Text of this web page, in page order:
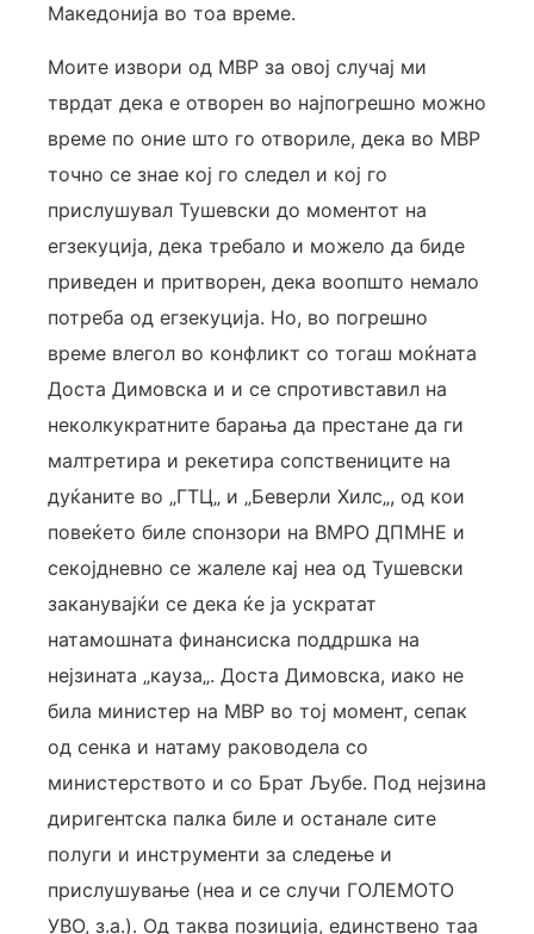
Македонија во тоа време.
Моите извори од МВР за овој случај ми
тврдат дека е отворен во најпогрешно можно
време по оние што го отвориле, дека во МВР
точно се знае кој го следел и кој го
прислушувал Тушевски до моментот на
егзекуција, дека требало и можело да биде
приведен и притворен, дека воопшто немало
потреба од егзекуција. Но, во погрешно
време влегол во конфликт со тогаш моќната
Доста Димовска и и се спротивставил на
неколкукратните барања да престане да ги
малтретира и рекетира сопствениците на
дуќаните во „ГТЦ„ и „Беверли Хилс„, од кои
повеќето биле спонзори на ВМРО ДПМНЕ и
секојдневно се жалеле кај неа од Тушевски
заканувајќи се дека ќе ја ускратат
натамошната финансиска поддршка на
нејзината „кауза„. Доста Димовска, иако не
била министер на МВР во тој момент, сепак
од сенка и натаму раководела со
министерството и со Брат Љубе. Под нејзина
диригентска палка биле и останале сите
полуги и инструменти за следење и
прислушување (неа и се случи ГОЛЕМОТО
УВО, з.а.). Од таква позиција, единствено таа